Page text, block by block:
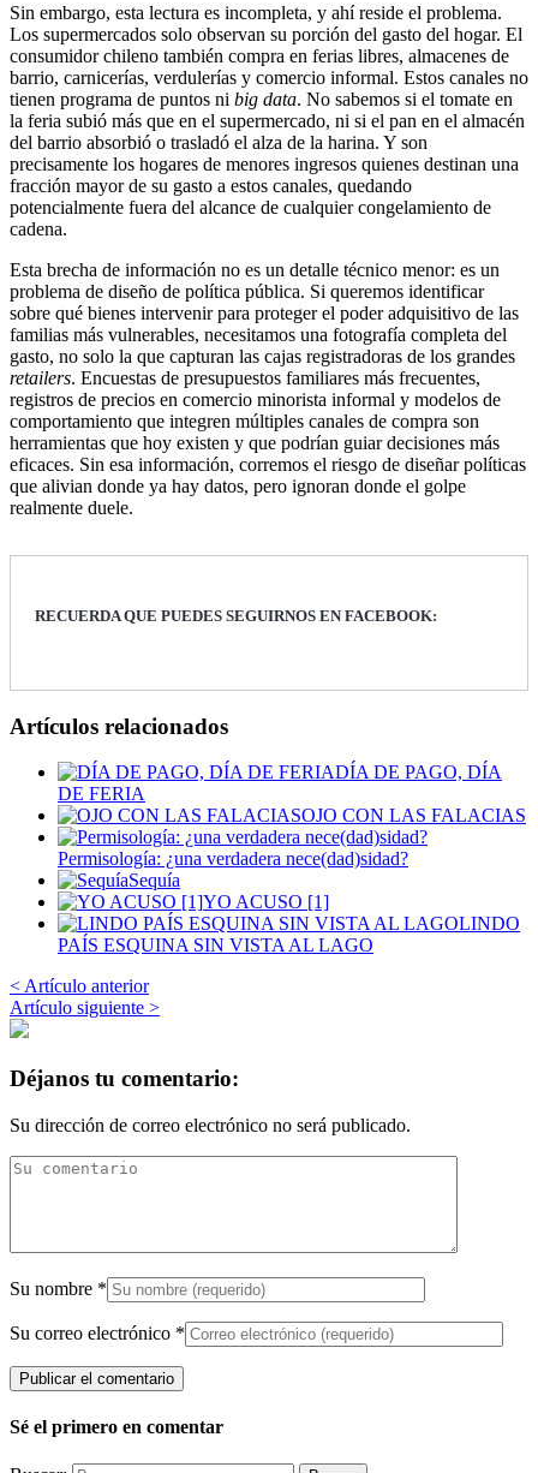
Sin embargo, esta lectura es incompleta, y ahí reside el problema.
Los supermercados solo observan su porción del gasto del hogar. El
consumidor chileno también compra en ferias libres, almacenes de
barrio, carnicerías, verdulerías y comercio informal. Estos canales no
tienen programa de puntos ni big data. No sabemos si el tomate en
la feria subió más que en el supermercado, ni si el pan en el almacén
del barrio absorbió o trasladó el alza de la harina. Y son
precisamente los hogares de menores ingresos quienes destinan una
fracción mayor de su gasto a estos canales, quedando
potencialmente fuera del alcance de cualquier congelamiento de
cadena.
Esta brecha de información no es un detalle técnico menor: es un
problema de diseño de política pública. Si queremos identificar
sobre qué bienes intervenir para proteger el poder adquisitivo de las
familias más vulnerables, necesitamos una fotografía completa del
gasto, no solo la que capturan las cajas registradoras de los grandes
retailers. Encuestas de presupuestos familiares más frecuentes,
registros de precios en comercio minorista informal y modelos de
comportamiento que integren múltiples canales de compra son
herramientas que hoy existen y que podrían guiar decisiones más
eficaces. Sin esa información, corremos el riesgo de diseñar políticas
que alivian donde ya hay datos, pero ignoran donde el golpe
realmente duele.
RECUERDA QUE PUEDES SEGUIRNOS EN FACEBOOK:
Artículos relacionados
DÍA DE PAGO, DÍA
DE FERIA
OJO CON LAS FALACIAS
Permisología: ¿una verdadera nece(dad)sidad?
Sequía
YO ACUSO [1]
LINDO
PAÍS ESQUINA SIN VISTA AL LAGO
< Artículo anterior
Artículo siguiente >
Déjanos tu comentario:
Su dirección de correo electrónico no será publicado.
Su nombre *
Su correo electrónico *
Sé el primero en comentar